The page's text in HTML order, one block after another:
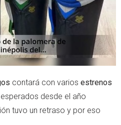
contará con varios estrenos
desde el año
tuvo un retraso y por eso